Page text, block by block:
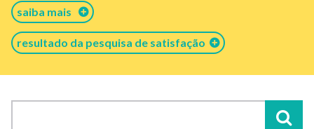
saiba mais
resultado da pesquisa de satisfação